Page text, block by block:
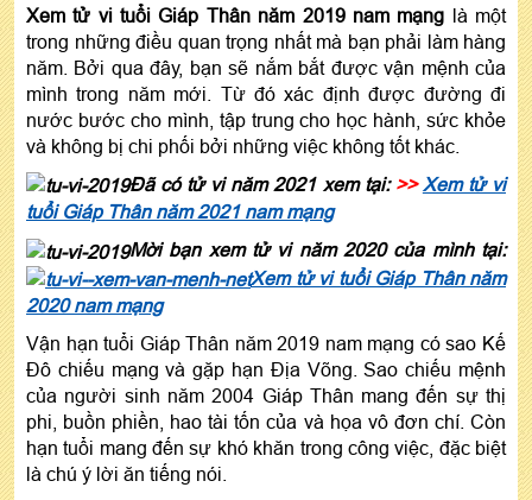
Xem tử vi tuổi Giáp Thân năm 2019 nam mạng là một
trong những điều quan trọng nhất mà bạn phải làm hàng
năm. Bởi qua đây, bạn sẽ nắm bắt được vận mệnh của
mình trong năm mới. Từ đó xác định được đường đi
nước bước cho mình, tập trung cho học hành, sức khỏe
và không bị chi phối bởi những việc không tốt khác.
Đã có tử vi năm 2021 xem tại: >> Xem tử vi
tuổi Giáp Thân năm 2021 nam mạng
Mời bạn xem tử vi năm 2020 của mình tại:
Xem tử vi tuổi Giáp Thân năm
2020 nam mạng
Vận hạn tuổi Giáp Thân năm 2019 nam mạng có sao Kế
Đô chiếu mạng và gặp hạn Địa Võng. Sao chiếu mệnh
của người sinh năm 2004 Giáp Thân mang đến sự thị
phi, buồn phiền, hao tài tốn của và họa vô đơn chí. Còn
hạn tuổi mang đến sự khó khăn trong công việc, đặc biệt
là chú ý lời ăn tiếng nói.